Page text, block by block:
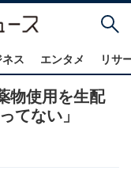
ス エンタメ リサ
物使用を生配
てない」